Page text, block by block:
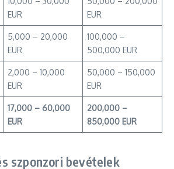
EUR
EUR
5,000 – 20,000
EUR
100,000 –
500,000 EUR
2,000 – 10,000
EUR
50,000 – 150,000
EUR
17,000 – 60,000
EUR
200,000 –
850,000 EUR
szponzori bevételek